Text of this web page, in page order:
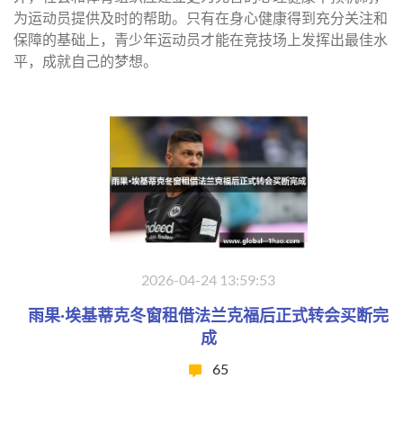
为运动员提供及时的帮助。只有在身心健康得到充分关注和
保障的基础上，青少年运动员才能在竞技场上发挥出最佳水
平，成就自己的梦想。
2026-04-24 13:59:53
雨果·埃基蒂克冬窗租借法兰克福后正式转会买断完
成
65